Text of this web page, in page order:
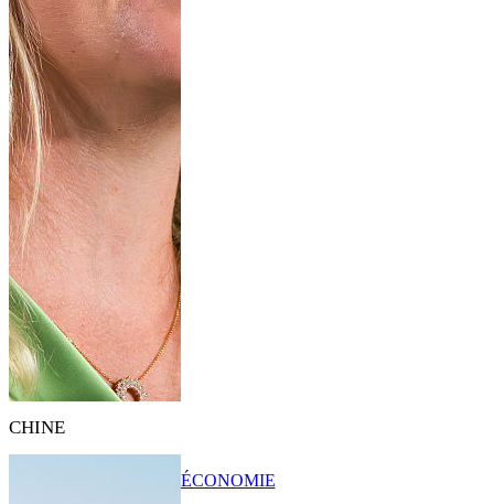
CHINE
ÉCONOMIE